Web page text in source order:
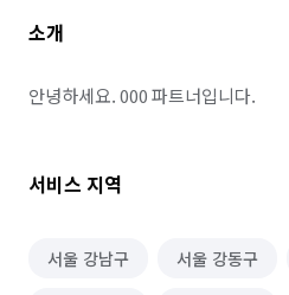
소개
안녕하세요. 000 파트너입니다.
서비스 지역
서울 강남구 서울 강동구